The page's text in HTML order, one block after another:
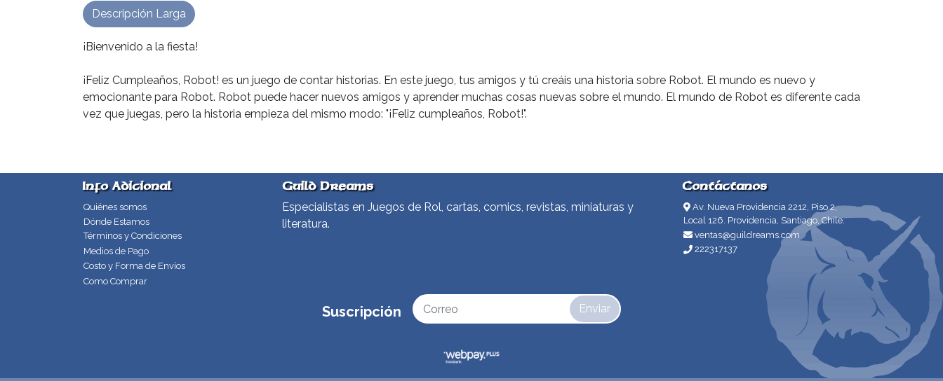
¡Bienvenido a la fiesta!
¡Feliz Cumpleaños, Robot! es un juego de contar historias. En este juego, tus amigos y tú creáis una historia sobre Robot. El mundo es nuevo y
emocionante para Robot. Robot puede hacer nuevos amigos y aprender muchas cosas nuevas sobre el mundo. El mundo de Robot es diferente cada
vez que juegas, pero la historia empieza del mismo modo: "¡Feliz cumpleaños, Robot!".
Descripción Larga
Info Adicional
Quiénes somos
Dónde Estamos
Términos y Condiciones
Medios de Pago
Costo y Forma de Envíos
Como Comprar
Guild Dreams
Especialistas en Juegos de Rol, cartas, comics, revistas, miniaturas y
literatura.
Contáctanos
Av. Nueva Providencia 2212, Piso 2,
Local 126. Providencia, Santiago, Chile.
ventas@guildreams.com
222317137
Suscripción Enviar